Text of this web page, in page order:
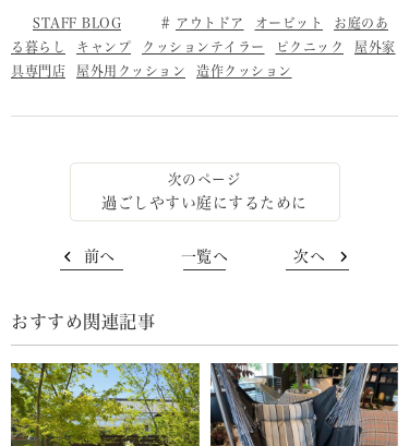
STAFF BLOG アウトドア オービット
お庭のあ
る暮らし
キャンプ クッションテイラー ピクニック
屋外家
具専門店
屋外用クッション 造作クッション
過ごしやすい庭にするために
前へ 一覧へ 次へ
おすすめ関連記事